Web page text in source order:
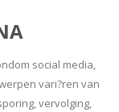
social media,
vari?ren van
vervolging,